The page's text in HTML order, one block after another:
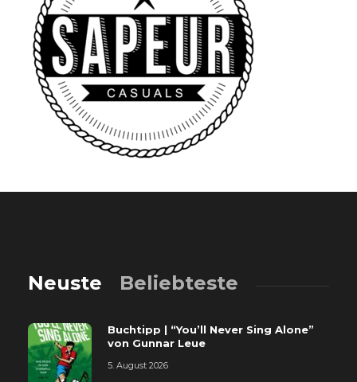
Neuste Beliebteste
Buchtipp | “You’ll Never Sing Alone”
von Gunnar Leue
5. August 2026